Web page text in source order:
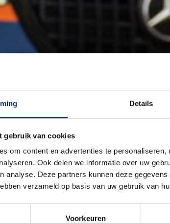
Details
gebruik van cookies
om content en advertenties te
Ook delen we informatie over uw
analyse. Deze partners kunnen deze
verzameld op basis van uw gebruik van
Voorkeuren